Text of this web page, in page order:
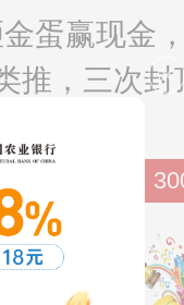
蛋赢现金
推，三次封